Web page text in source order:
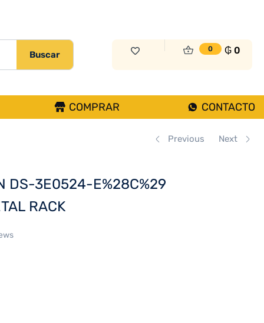
Buscar
0 ₲0
CONTACTO
COMPRAR
Previous Next
DS-3E0524-E%28C%29
RACK